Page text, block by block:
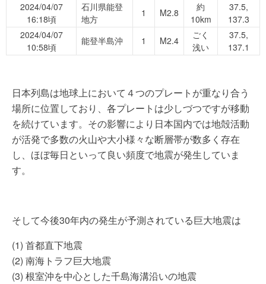
2024/04/07
16:18頃
石川県能登
地方
1 M2.8
約
10km
37.5,
137.3
2024/04/07
10:58頃
能登半島沖 1 M2.4
ごく
浅い
37.5,
137.1
日本列島は地球上において４つのプレートが重なり合う
場所に位置しており、各プレートは少しづつですが移動
を続けています。その影響により日本国内では地殻活動
が活発で多数の火山や大小様々な断層帯が数多く存在
し、ほぼ毎日といって良い頻度で地震が発生していま
す。
そして今後30年内の発生が予測されている巨大地震は
(1) 首都直下地震
(2) 南海トラフ巨大地震
(3) 根室沖を中心とした千島海溝沿いの地震